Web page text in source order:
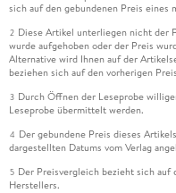
sich auf den gebundenen Preis eines
2 Diese Artikel unterliegen nicht der
wurde aufgehoben oder der Preis
Alternative wird Ihnen auf der
beziehen sich auf den vorherigen
3 Durch Öffnen der Leseprobe
Leseprobe übermittelt werden.
4 Der gebundene Preis dieses
dargestellten Datums vom Verlag
5 Der Preisvergleich bezieht sich
Herstellers.